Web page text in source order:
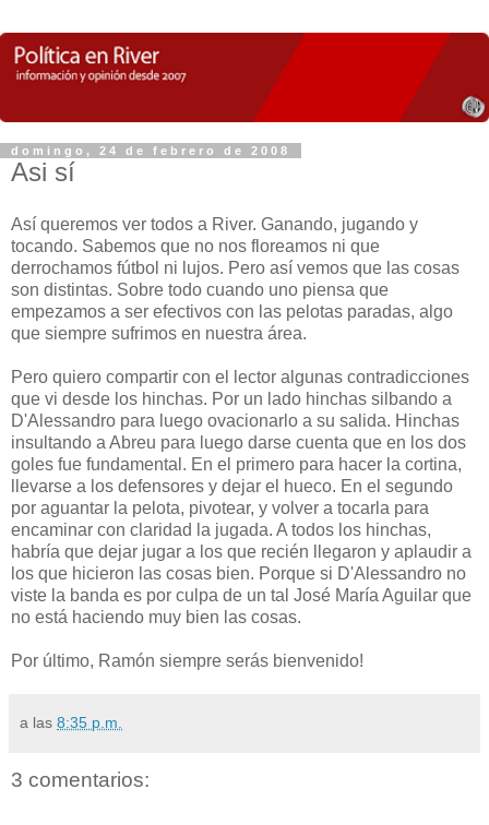
domingo, 24 de febrero de 2008
Asi sí
Así queremos ver todos a River. Ganando, jugando y
tocando. Sabemos que no nos floreamos ni que
derrochamos fútbol ni lujos. Pero así vemos que las cosas
son distintas. Sobre todo cuando uno piensa que
empezamos a ser efectivos con las pelotas paradas, algo
que siempre sufrimos en nuestra área.
Pero quiero compartir con el lector algunas contradicciones
que vi desde los hinchas. Por un lado hinchas silbando a
D'Alessandro para luego ovacionarlo a su salida. Hinchas
insultando a Abreu para luego darse cuenta que en los dos
goles fue fundamental. En el primero para hacer la cortina,
llevarse a los defensores y dejar el hueco. En el segundo
por aguantar la pelota, pivotear, y volver a tocarla para
encaminar con claridad la jugada. A todos los hinchas,
habría que dejar jugar a los que recién llegaron y aplaudir a
los que hicieron las cosas bien. Porque si D'Alessandro no
viste la banda es por culpa de un tal José María Aguilar que
no está haciendo muy bien las cosas.
Por último, Ramón siempre serás bienvenido!
a las 8:35 p.m.
3 comentarios: